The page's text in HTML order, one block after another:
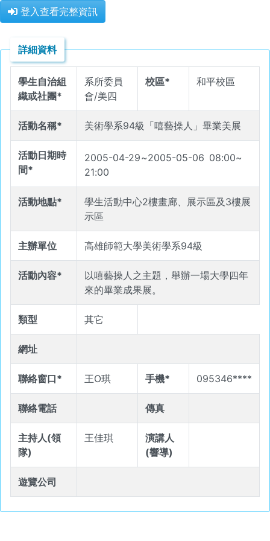
登入查看完整資訊
詳細資料
學生自治組
織或社團*
系所委員
會/美四
校區* 和平校區
活動名稱* 美術學系94級「嘻藝操人」畢業美展
活動日期時
間*
2005-04-29~2005-05-06 08:00~
21:00
活動地點*
學生活動中心2樓畫廊、展示區及3樓展
示區
主辦單位 高雄師範大學美術學系94級
活動內容*
以嘻藝操人之主題，舉辦一場大學四年
來的畢業成果展。
類型 其它
網址
聯絡窗口* 王O琪 手機* 095346****
聯絡電話 傳真
主持人(領
隊)
王佳琪
演講人
(響導)
遊覽公司